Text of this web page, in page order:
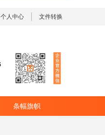
个人中心 文件转换
条幅旗帜